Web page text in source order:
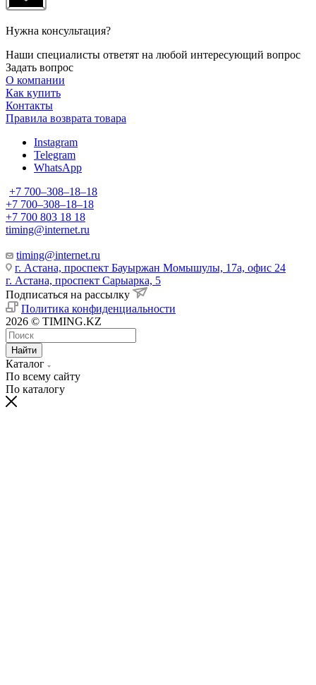
Нужна консультация?
Наши специалисты ответят на любой интересующий вопрос
Задать вопрос
О компании
Как купить
Контакты
Правила возврата товара
Instagram
Telegram
WhatsApp
+7 700‒308‒18‒18
+7 700‒308‒18‒18
+7 700 803 18 18
timing@internet.ru
timing@internet.ru
г. Астана, проспект Бауыржан Момышулы, 17а, офис 24
г. Астана, проспект Сарыарка, 5
Подписаться на рассылку
Политика конфиденциальности
2026 © TIMING.KZ
Найти
Каталог
По всему сайту
По каталогу